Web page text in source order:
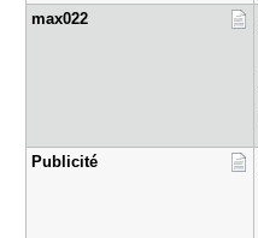
max022
Publicité